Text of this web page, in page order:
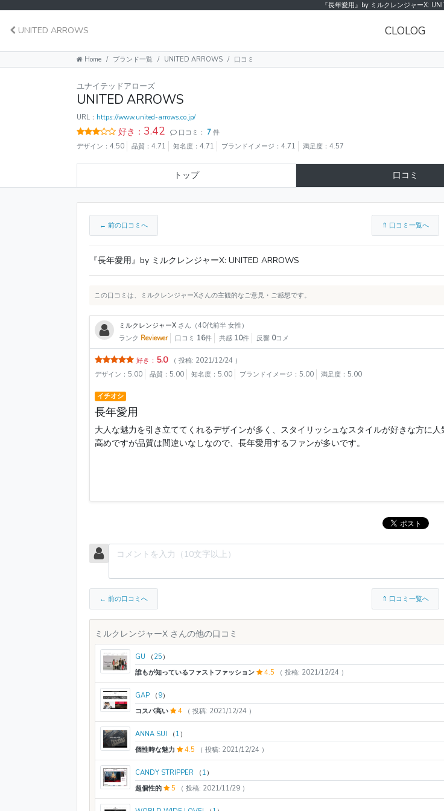
『長年愛用』by ミルクレンジャーX:
UNITED ARROWS CLOLOG
Home ブランド一覧 UNITED ARROWS 口コミ
ユナイテッドアローズ
UNITED ARROWS
URL： https://www.united-arrows.co.jp/
好き： 3.42 口コミ： 7 件
デザイン：4.50
品質：4.71 知名度：4.71 ブランドイメージ：4.71 満足度：4.57
トップ 口コミ
← 前の口コミへ ⇑ 口コミ一覧へ
『長年愛用』by ミルクレンジャーX: UNITED ARROWS
この口コミは、ミルクレンジャーXさんの主観的なご意見・ご感想です。
ミルクレンジャーX さん（40代前半 女性）
ランク Reviewer 口コミ 16件 共感 10件 反響 0コメ
好き： 5.0
（ 投稿: 2021/12/24 ）
デザイン：5.00
品質：5.00 知名度：5.00 ブランドイメージ：5.00 満足度：5.00
イチオシ
長年愛用
大人な魅力を引き立ててくれるデザインが多く、スタイリッシュなスタイルが好きな方に
高めですが品質は間違いなしなので、長年愛用するファンが多いです。
← 前の口コミへ ⇑ 口コミ一覧へ
ミルクレンジャーX さんの他の口コミ
GU （ 25 ）
誰もが知っているファストファッション
4.5 （ 投稿: 2021/12/24 ）
GAP （ 9）
コスパ高い
4 （ 投稿: 2021/12/24 ）
ANNA SUI （ 1 ）
個性時な魅力
4.5 （ 投稿: 2021/12/24 ）
CANDY STRIPPER （ 1 ）
超個性的
5 （ 投稿: 2021/11/29 ）